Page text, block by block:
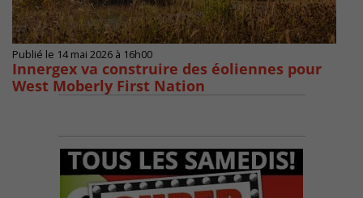
Publié le 14 mai 2026 à 16h00
Innergex va construire des éoliennes pour
West Moberly First Nation